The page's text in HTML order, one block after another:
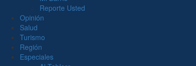
Reporte Usted
Opinión
Salud
Turismo
Región
Especiales